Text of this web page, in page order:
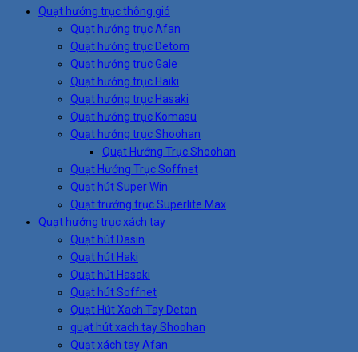
Quạt hướng trục thông gió
Quạt hướng trục Afan
Quạt hướng trục Detom
Quạt hướng trục Gale
Quạt hướng trục Haiki
Quạt hướng trục Hasaki
Quạt hướng trục Komasu
Quạt hướng trục Shoohan
Quạt Hướng Trục Shoohan
Quạt Hướng Trục Soffnet
Quạt hút Super Win
Quạt trướng trục Superlite Max
Quạt hướng trục xách tay
Quạt hút Dasin
Quạt hút Haki
Quạt hút Hasaki
Quạt hút Soffnet
Quạt Hút Xach Tay Deton
quạt hút xach tay Shoohan
Quạt xách tay Afan